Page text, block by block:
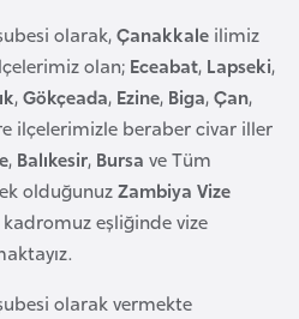
olarak,Çanakkale ilimiz
olan; Eceabat, Lapseki,
,Gökçeada, Ezine, Biga,Çan,
ilçelerimizle beraber civar iller
, Balıkesir, Bursa ve Tüm
olduğunuzZambiya Vize
eşliğinde vize
olarak vermekte